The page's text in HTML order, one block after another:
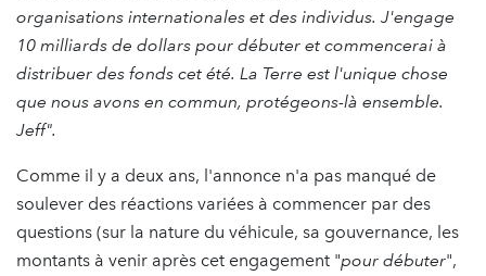
organisations internationales et des individus. J'engage
10 milliards de dollars pour débuter et commencerai à
distribuer des fonds cet été. La Terre est l'unique chose
que nous avons en commun, protégeons-là ensemble.
Jeff".
Comme il y a deux ans, l'annonce n'a pas manqué de
soulever des réactions variées à commencer par des
questions (sur la nature du véhicule, sa gouvernance, les
montants à venir après cet engagement "pour débuter",